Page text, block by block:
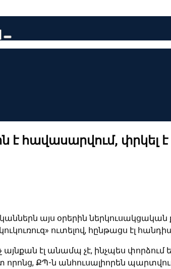
է հավասարվում, փրկել
այս օրերին
ուտելով, հընթացս էլ
էլ անամպ չէ, ինչպես
որոնց, ՔՊ-ն անհուսալիորեն